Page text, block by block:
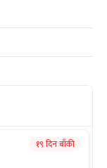
१९ दिन बाँकी